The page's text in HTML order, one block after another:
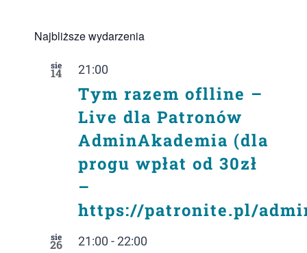
Najbliższe wydarzenia
sie
14 21:00
Tym razem oflline –
Live dla Patronów
AdminAkademia (dla
progu wpłat od 30zł
–
https://patronite.pl/
sie
26 21:00 - 22:00